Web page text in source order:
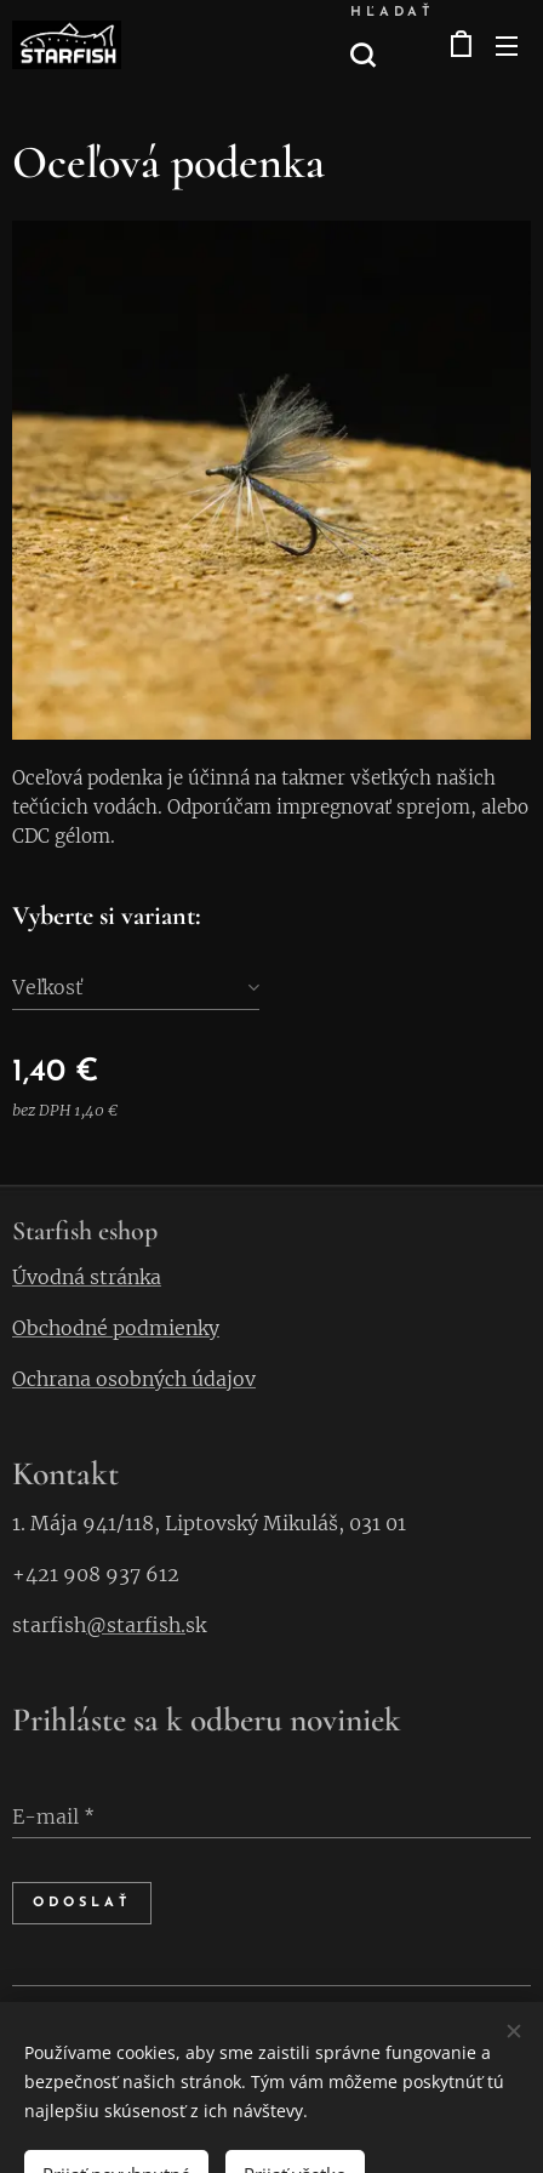
HĽADAŤ
Oceľová podenka
Oceľová podenka je účinná na takmer všetkých našich
tečúcich vodách. Odporúčam impregnovať sprejom, alebo
CDC gélom.
Vyberte si variant:
Veľkosť
1,40 €
bez DPH 1,40 €
Starfish eshop
Úvodná stránka
Obchodné podmienky
Ochrana osobných údajov
Kontakt
1. Mája 941/118, Liptovský Mikuláš, 031 01
+421 908 937 612
starfish@starfish.sk
Prihláste sa k odberu noviniek
E-mail
ODOSLAŤ
Jazyky
Slovenčina
Používame cookies, aby sme zaistili správne fungovanie a
bezpečnosť našich stránok. Tým vám môžeme poskytnúť tú
najlepšiu skúsenosť z ich návštevy.